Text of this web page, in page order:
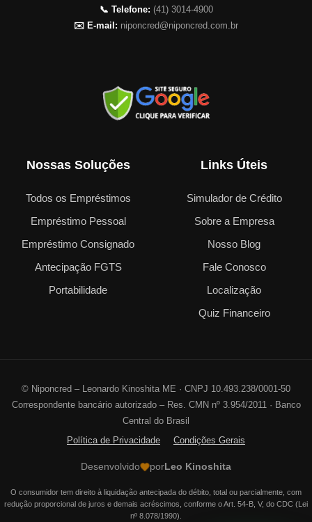
📞 Telefone: (41) 3014-4900
✉️ E-mail: niponcred@niponcred.com.br
Nossas Soluções
Todos os Empréstimos
Empréstimo Pessoal
Empréstimo Consignado
Antecipação FGTS
Portabilidade
Links Úteis
Simulador de Crédito
Sobre a Empresa
Nosso Blog
Fale Conosco
Localização
Quiz Financeiro
© Niponcred – Leonardo Kinoshita ME · CNPJ 10.493.238/0001-50
Correspondente bancário autorizado – Res. CMN nº 3.954/2011 · Banco
Central do Brasil
Política de Privacidade
Condições Gerais
Desenvolvido por Leo Kinoshita
O consumidor tem direito à liquidação antecipada do débito, total ou parcialmente, com
redução proporcional de juros e demais acréscimos, conforme o Art. 54-B, V, do CDC (Lei
nº 8.078/1990).